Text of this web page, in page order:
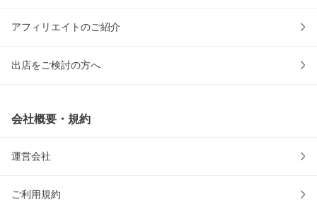
アフィリエイトのご紹介
出店をご検討の方へ
会社概要・規約
運営会社
ご利用規約